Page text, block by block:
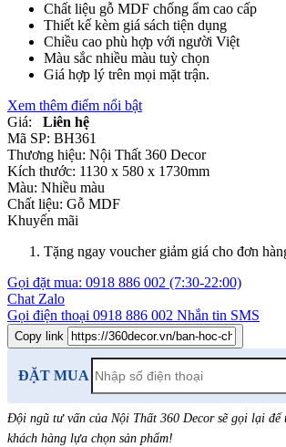
Chất liệu gỗ MDF chống ẩm cao cấp
Thiết kế kèm giá sách tiện dụng
Chiều cao phù hợp với người Việt
Màu sắc nhiều màu tuỳ chọn
Giá hợp lý trên mọi mặt trận.
Xem thêm điểm nổi bật
Giá:
Liên hệ
Mã SP: BH361
Thương hiệu: Nội Thất 360 Decor
Kích thước: 1130 x 580 x 1730mm
Màu: Nhiều màu
Chất liệu: Gỗ MDF
Khuyến mãi
Tặng ngay voucher giảm giá cho đơn
Gọi đặt mua: 0918 886 002 (7:30-22:00)
Chat Zalo
Gọi điện thoại 0918 886 002 Nhắn tin SMS
Copy link
ĐẶT MUA
Đội ngũ tư vấn của Nội Thất 360 Decor sẽ gọi lại
khách hàng lựa chọn sản phẩm!